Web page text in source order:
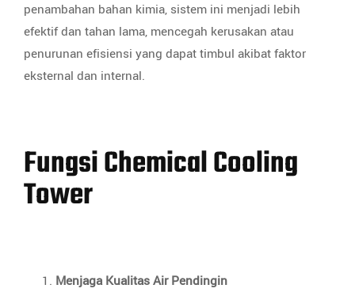
penambahan bahan kimia, sistem ini menjadi lebih
efektif dan tahan lama, mencegah kerusakan atau
penurunan efisiensi yang dapat timbul akibat faktor
eksternal dan internal.
Fungsi Chemical Cooling
Tower
Menjaga Kualitas Air Pendingin